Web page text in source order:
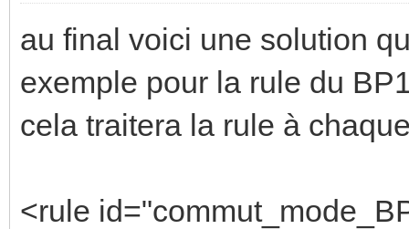
au final voici une solution
exemple pour la rule du
cela traitera la rule à
<rule